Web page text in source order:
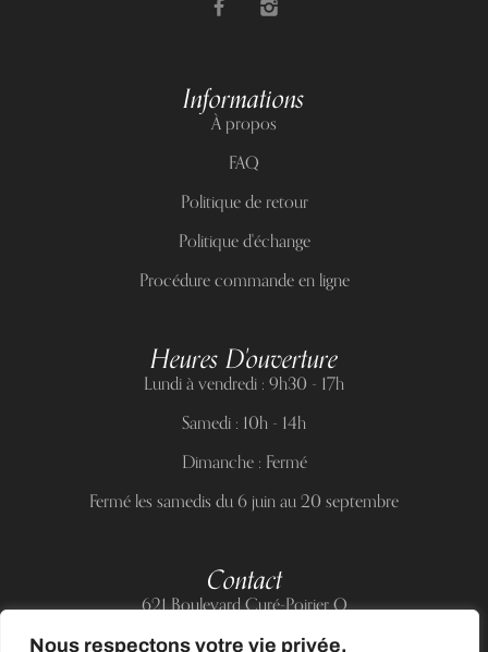
Nous respectons votre vie privée.
Informations
À propos
FAQ
Politique de retour
Politique d'échange
Procédure commande en ligne
Heures D'ouverture
Lundi à vendredi : 9h30 - 17h
Samedi : 10h - 14h
Dimanche : Fermé
Fermé les samedis du 6 juin au 20 septembre
Contact
621 Boulevard Curé-Poirier O